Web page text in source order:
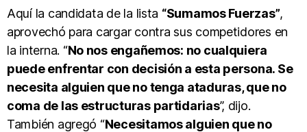
Aquí la candidata de la lista “Sumamos Fuerzas”,
aprovechó para cargar contra sus competidores en
la interna. “No nos engañemos: no cualquiera
puede enfrentar con decisión a esta persona. Se
necesita alguien que no tenga ataduras, que no
coma de las estructuras partidarias”, dijo.
También agregó “Necesitamos alguien que no